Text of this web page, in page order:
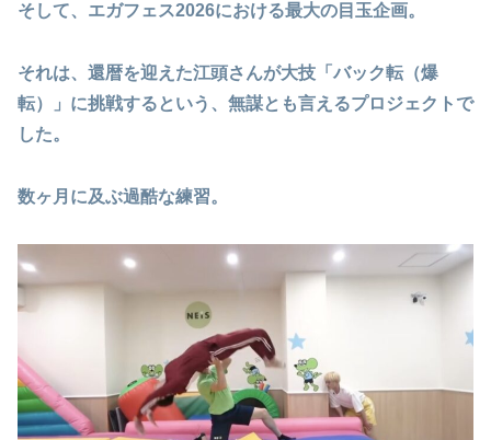
そして、エガフェス2026における最大の目玉企画。
それは、還暦を迎えた江頭さんが大技「バック転（爆
転）」に挑戦するという、無謀とも言えるプロジェクトで
した。
数ヶ月に及ぶ過酷な練習。